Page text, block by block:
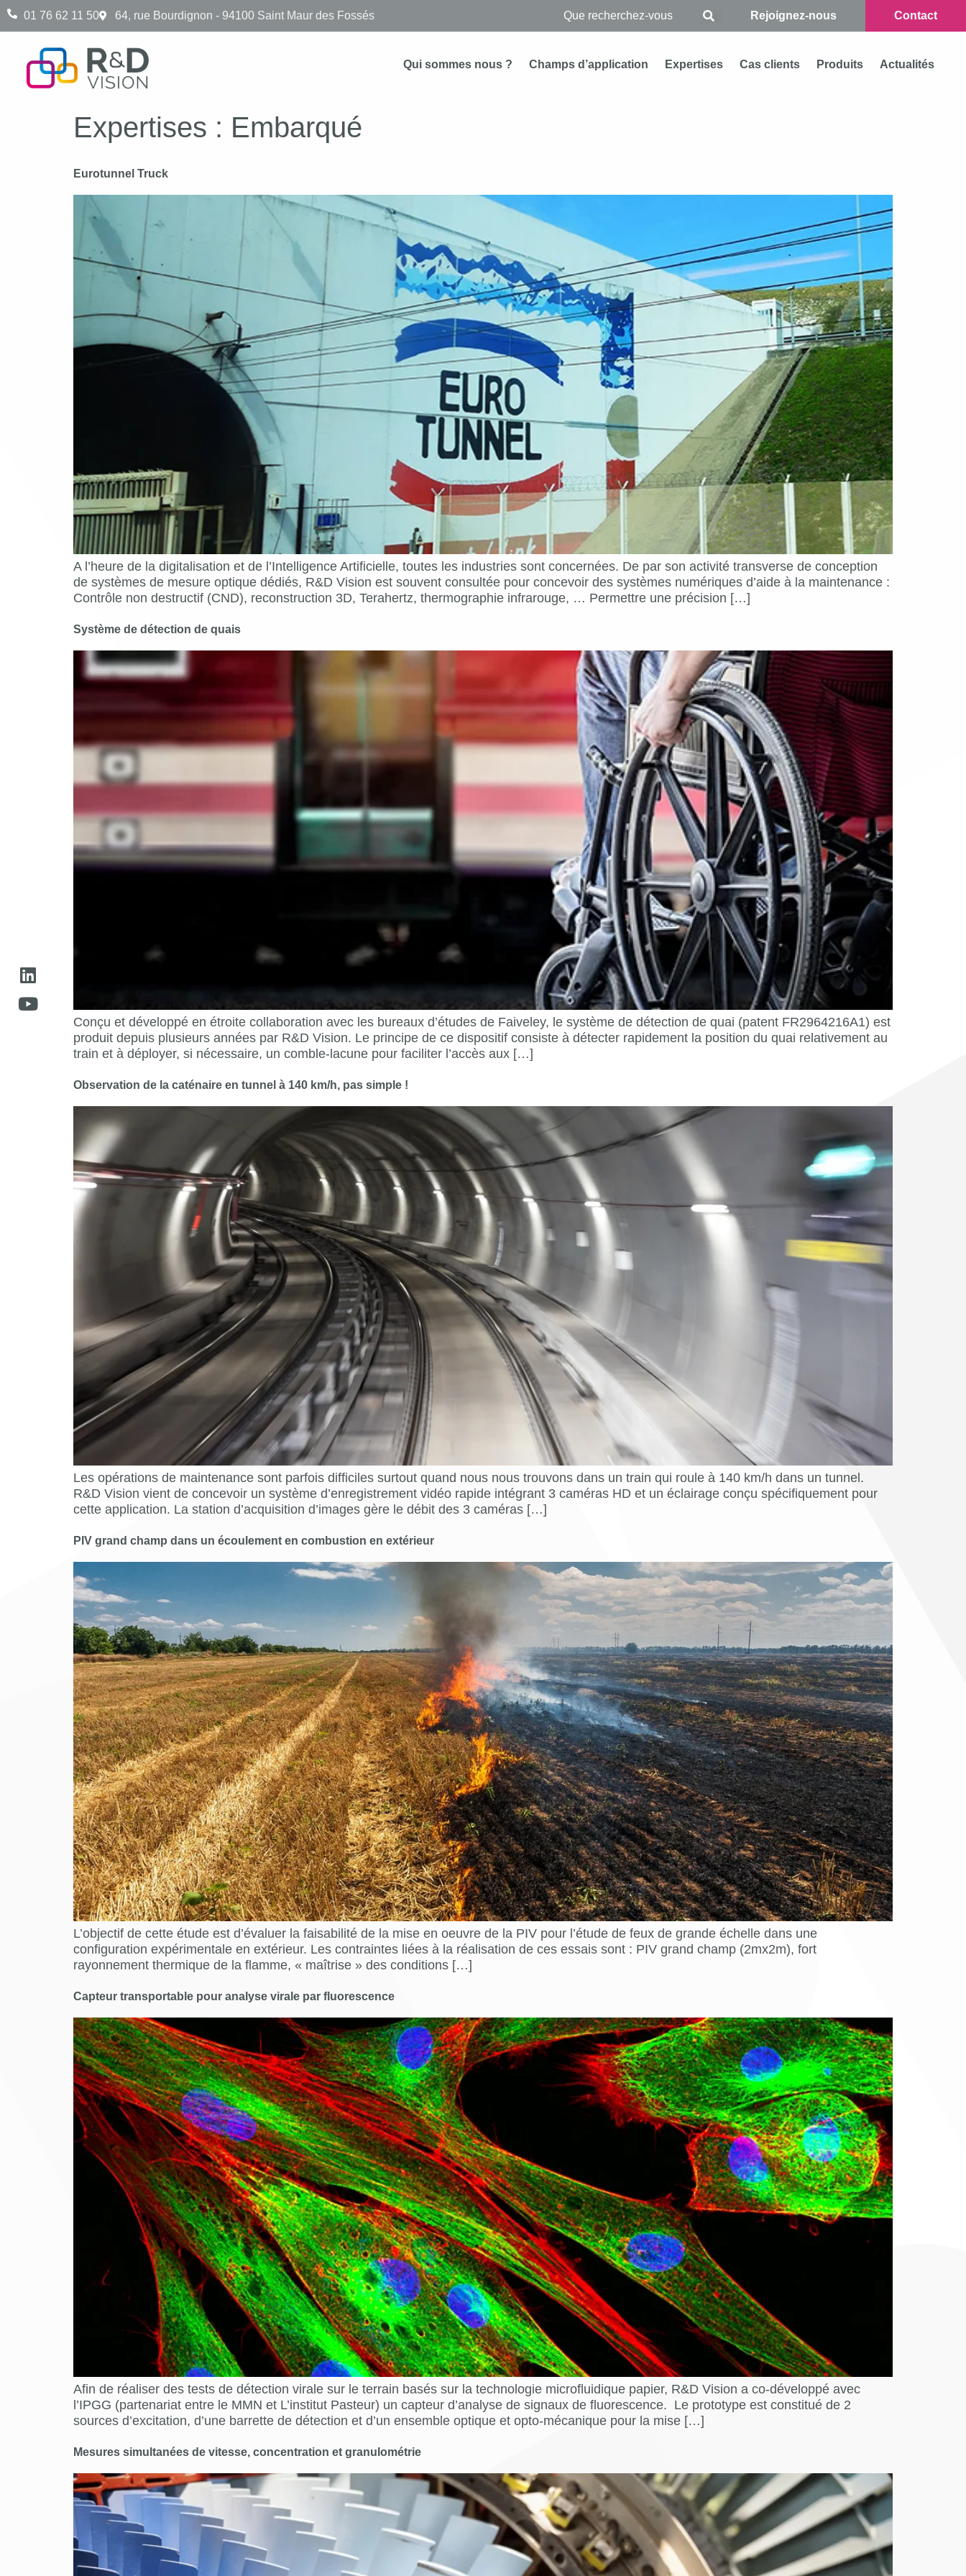
01 76 62 11 50 64, rue Bourdignon - 94100 Saint Maur des Fossés Rejoignez-nous Contact
Qui sommes nous ? Champs d’application Expertises Cas clients Produits Actualités
Expertises : Embarqué
Eurotunnel Truck
A l’heure de la digitalisation et de l’Intelligence Artificielle, toutes les industries sont concernées. De par son activité transverse de conception
de systèmes de mesure optique dédiés, R&D Vision est souvent consultée pour concevoir des systèmes numériques d’aide à la maintenance :
Contrôle non destructif (CND), reconstruction 3D, Terahertz, thermographie infrarouge, … Permettre une précision […]
Système de détection de quais
Conçu et développé en étroite collaboration avec les bureaux d’études de Faiveley, le système de détection de quai (patent FR2964216A1) est
produit depuis plusieurs années par R&D Vision. Le principe de ce dispositif consiste à détecter rapidement la position du quai relativement au
train et à déployer, si nécessaire, un comble-lacune pour faciliter l’accès aux […]
Observation de la caténaire en tunnel à 140 km/h, pas simple !
Les opérations de maintenance sont parfois difficiles surtout quand nous nous trouvons dans un train qui roule à 140 km/h dans un tunnel.
R&D Vision vient de concevoir un système d’enregistrement vidéo rapide intégrant 3 caméras HD et un éclairage conçu spécifiquement pour
cette application. La station d’acquisition d’images gère le débit des 3 caméras […]
PIV grand champ dans un écoulement en combustion en extérieur
L’objectif de cette étude est d’évaluer la faisabilité de la mise en oeuvre de la PIV pour l’étude de feux de grande échelle dans une
configuration expérimentale en extérieur. Les contraintes liées à la réalisation de ces essais sont : PIV grand champ (2mx2m), fort
rayonnement thermique de la flamme, « maîtrise » des conditions […]
Capteur transportable pour analyse virale par fluorescence
Afin de réaliser des tests de détection virale sur le terrain basés sur la technologie microfluidique papier, R&D Vision a co-développé avec
l’IPGG (partenariat entre le MMN et L’institut Pasteur) un capteur d’analyse de signaux de fluorescence. Le prototype est constitué de 2
sources d’excitation, d’une barrette de détection et d’un ensemble optique et opto-mécanique pour la mise […]
Mesures simultanées de vitesse, concentration et granulométrie